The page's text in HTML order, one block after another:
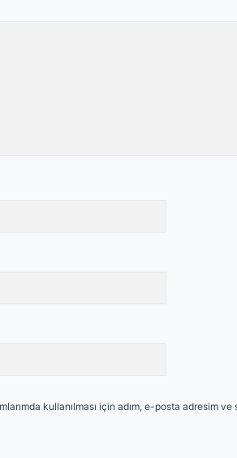
kullanılması için adım, e-posta adresim